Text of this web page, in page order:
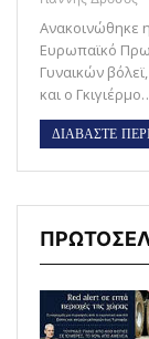
Ανακοινώθηκε
Ευρωπαϊκό
Γυναικών
και ο
ΔΙΑΒΑΣΤΕ